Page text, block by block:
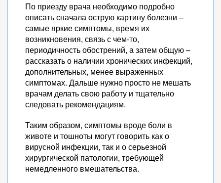
По приезду врача необходимо подробно
описать сначала острую картину болезни –
самые яркие симптомы, время их
возникновения, связь с чем-то,
периодичность обострений, а затем общую –
рассказать о наличии хронических инфекций,
дополнительных, менее выраженных
симптомах. Дальше нужно просто не мешать
врачам делать свою работу и тщательно
следовать рекомендациям.
Таким образом, симптомы вроде боли в
животе и тошноты могут говорить как о
вирусной инфекции, так и о серьезной
хирургической патологии, требующей
немедленного вмешательства.